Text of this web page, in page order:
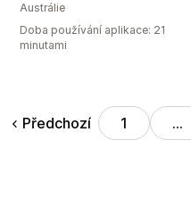
Austrálie
Doba používání aplikace: 21
minutami
Předchozí 1 …